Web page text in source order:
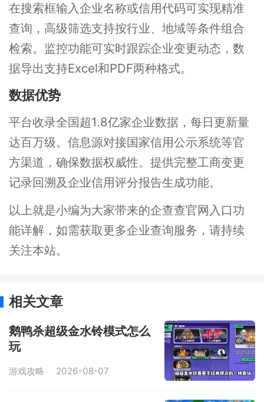
在搜索框输入企业名称或信用代码可实现精准
查询，高级筛选支持按行业、地域等条件组合
检索。监控功能可实时跟踪企业变更动态，数
据导出支持Excel和PDF两种格式。
数据优势
平台收录全国超1.8亿家企业数据，每日更新量
达百万级。信息源对接国家信用公示系统等官
方渠道，确保数据权威性。提供完整工商变更
记录回溯及企业信用评分报告生成功能。
以上就是小编为大家带来的企查查官网入口功
能详解，如需获取更多企业查询服务，请持续
关注本站。
相关文章
鹅鸭杀超级金水铃模式怎么
玩
游戏攻略 2026-08-07